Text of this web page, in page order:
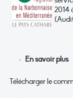
2014
En savoir plus
Télécharger le